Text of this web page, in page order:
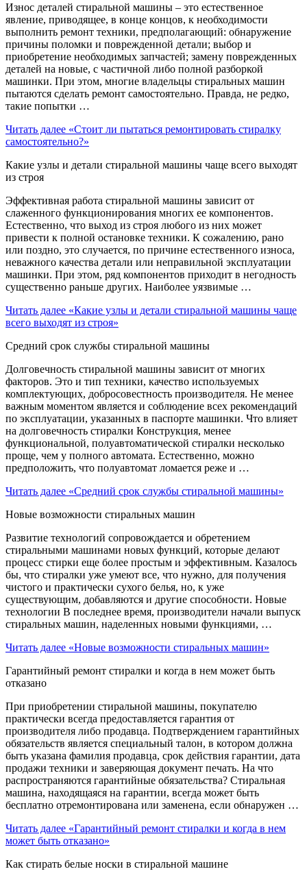
Износ деталей стиральной машины – это естественное
явление, приводящее, в конце концов, к необходимости
выполнить ремонт техники, предполагающий: обнаружение
причины поломки и поврежденной детали; выбор и
приобретение необходимых запчастей; замену поврежденных
деталей на новые, с частичной либо полной разборкой
машинки. При этом, многие владельцы стиральных машин
пытаются сделать ремонт самостоятельно. Правда, не редко,
такие попытки …
Читать далее «Стоит ли пытаться ремонтировать стиралку
самостоятельно?»
Какие узлы и детали стиральной машины чаще всего выходят
из строя
Эффективная работа стиральной машины зависит от
слаженного функционирования многих ее компонентов.
Естественно, что выход из строя любого из них может
привести к полной остановке техники. К сожалению, рано
или поздно, это случается, по причине естественного износа,
неважного качества детали или неправильной эксплуатации
машинки. При этом, ряд компонентов приходит в негодность
существенно раньше других. Наиболее уязвимые …
Читать далее «Какие узлы и детали стиральной машины чаще
всего выходят из строя»
Средний срок службы стиральной машины
Долговечность стиральной машины зависит от многих
факторов. Это и тип техники, качество используемых
комплектующих, добросовестность производителя. Не менее
важным моментом является и соблюдение всех рекомендаций
по эксплуатации, указанных в паспорте машинки. Что влияет
на долговечность стиралки Конструкция, менее
функциональной, полуавтоматической стиралки несколько
проще, чем у полного автомата. Естественно, можно
предположить, что полуавтомат ломается реже и …
Читать далее «Средний срок службы стиральной машины»
Новые возможности стиральных машин
Развитие технологий сопровождается и обретением
стиральными машинами новых функций, которые делают
процесс стирки еще более простым и эффективным. Казалось
бы, что стиралки уже умеют все, что нужно, для получения
чистого и практически сухого белья, но, к уже
существующим, добавляются и другие способности. Новые
технологии В последнее время, производители начали выпуск
стиральных машин, наделенных новыми функциями, …
Читать далее «Новые возможности стиральных машин»
Гарантийный ремонт стиралки и когда в нем может быть
отказано
При приобретении стиральной машины, покупателю
практически всегда предоставляется гарантия от
производителя либо продавца. Подтверждением гарантийных
обязательств является специальный талон, в котором должна
быть указана фамилия продавца, срок действия гарантии, дата
продажи техники и заверяющая документ печать. На что
распространяются гарантийные обязательства? Стиральная
машина, находящаяся на гарантии, всегда может быть
бесплатно отремонтирована или заменена, если обнаружен …
Читать далее «Гарантийный ремонт стиралки и когда в нем
может быть отказано»
Как стирать белые носки в стиральной машине